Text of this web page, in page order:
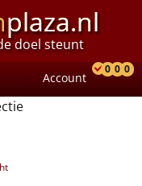
plaza.nl
doel steunt
Account
0 0 0